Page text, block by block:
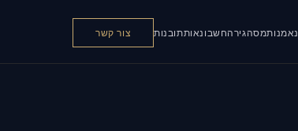
נאמנותמסהגירהחשבונאותתובנות צור קשר